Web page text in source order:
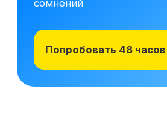
погрузиться в обучение и принять
сомнений